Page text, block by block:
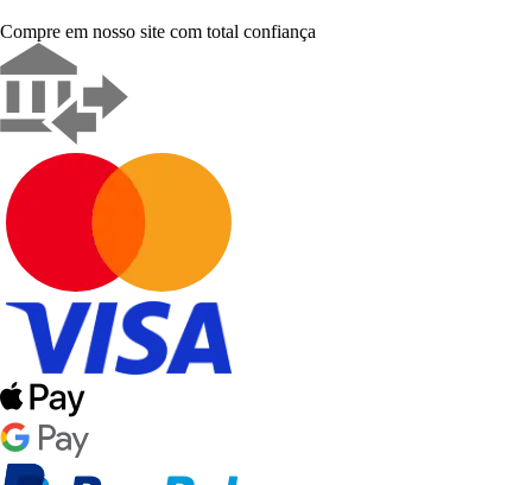
Compre em nosso site com total confiança